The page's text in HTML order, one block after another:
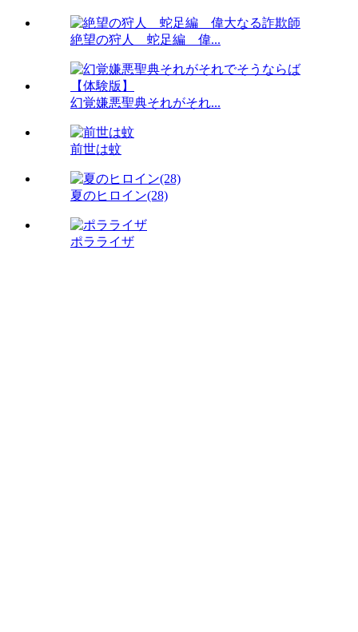
絶望の狩人 蛇足編 偉...
幻覚嫌悪聖典それがそれ...
前世は蚊
夏のヒロイン(28)
ポラライザ